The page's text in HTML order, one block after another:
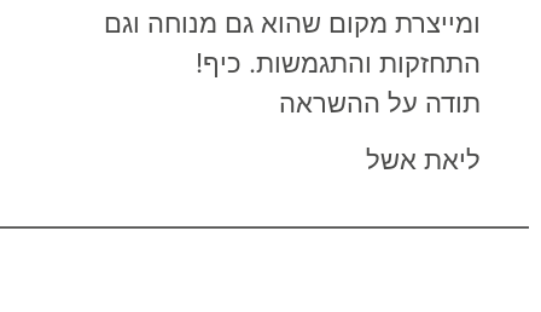
ומייצרת מקום שהוא גם מנוחה וגם
התחזקות והתגמשות. כיף!
תודה על ההשראה
ליאת אשל